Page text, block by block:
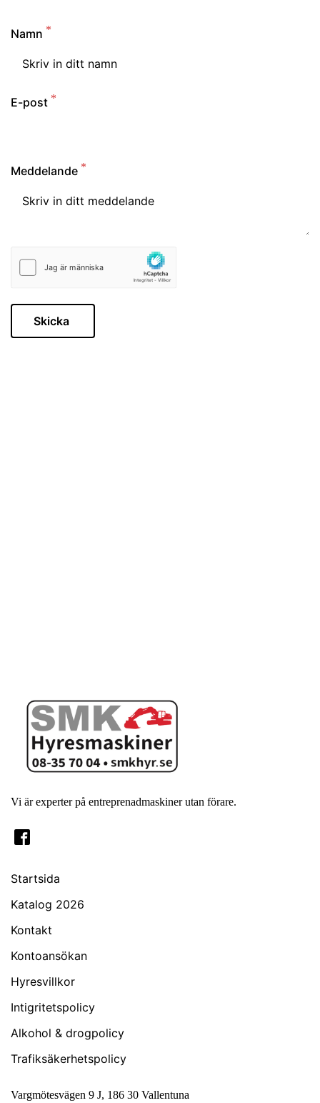
Namn
E-post
Meddelande
Skicka
Vi är experter på entreprenadmaskiner utan förare.
Startsida
Katalog 2026
Kontakt
Kontoansökan
Hyresvillkor
Intigritetspolicy
Alkohol & drogpolicy
Trafiksäkerhetspolicy
Vargmötesvägen 9 J, 186 30 Vallentuna